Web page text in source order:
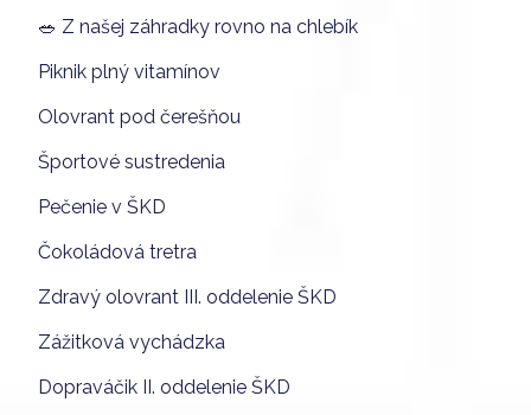
🥗 Z našej záhradky rovno na chlebík
Piknik plný vitamínov
Olovrant pod čerešňou
Športové sustredenia
Pečenie v ŠKD
Čokoládová tretra
Zdravý olovrant III. oddelenie ŠKD
Zážitková vychádzka
Dopraváčik II. oddelenie ŠKD